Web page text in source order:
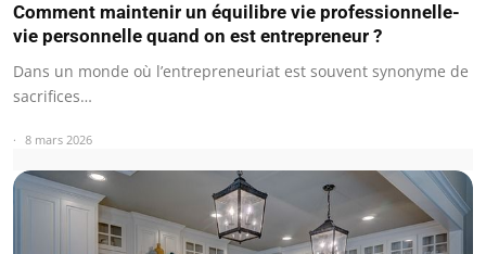
Comment maintenir un équilibre vie professionnelle-
vie personnelle quand on est entrepreneur ?
Dans un monde où l’entrepreneuriat est souvent synonyme de
sacrifices…
8 mars 2026